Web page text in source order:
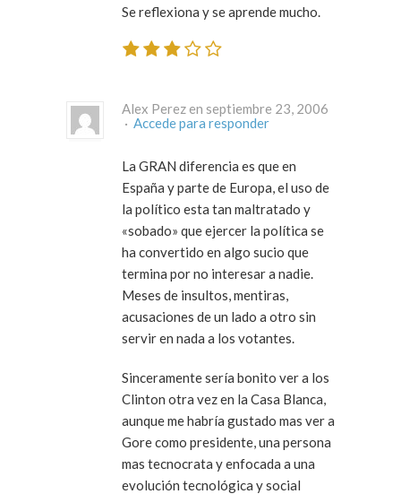
Se reflexiona y se aprende mucho.
Alex Perez en septiembre 23, 2006
· Accede para responder
La GRAN diferencia es que en
España y parte de Europa, el uso de
la político esta tan maltratado y
«sobado» que ejercer la política se
ha convertido en algo sucio que
termina por no interesar a nadie.
Meses de insultos, mentiras,
acusaciones de un lado a otro sin
servir en nada a los votantes.
Sinceramente sería bonito ver a los
Clinton otra vez en la Casa Blanca,
aunque me habría gustado mas ver a
Gore como presidente, una persona
mas tecnocrata y enfocada a una
evolución tecnológica y social